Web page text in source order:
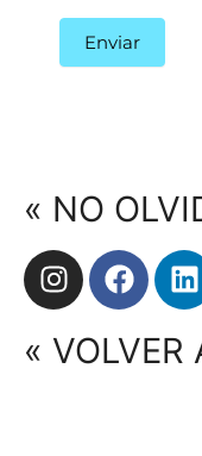
Enviar
« NO
« VOLVER